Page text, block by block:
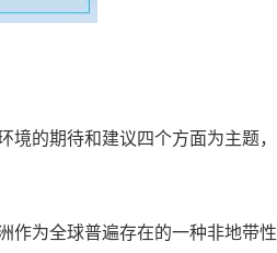
境的期待和建议四个方面为主题，
作为全球普遍存在的一种非地带性